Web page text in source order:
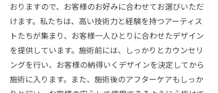
おりますので、お客様のお好みに合わせてお選びいただ
けます。私たちは、高い技術力と経験を持つアーティス
トたちが集まり、お客様一人ひとりに合わせたデザイン
を提供しています。施術前には、しっかりとカウンセリ
ングを行い、お客様の納得いくデザインを決定してから
施術に入ります。また、施術後のアフターケアもしっか